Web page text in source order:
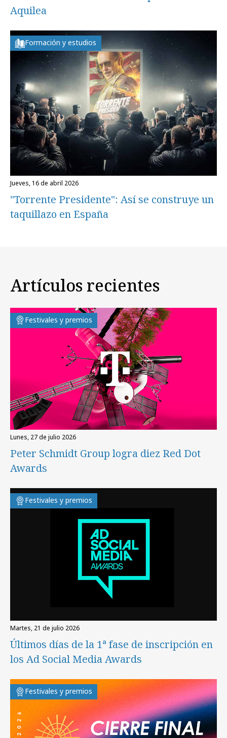
Aquilea
Formación y estudios
jueves, 16 de abril 2026
"Torrente Presidente": Así se construye un
taquillazo en España
Artículos recientes
Festivales y premios
lunes, 27 de julio 2026
Peter Schmidt Group logra diez Red Dot
Awards
Festivales y premios
martes, 21 de julio 2026
Últimos días de la 1ª fase de inscripción en
los Ad Social Media Awards
Festivales y premios